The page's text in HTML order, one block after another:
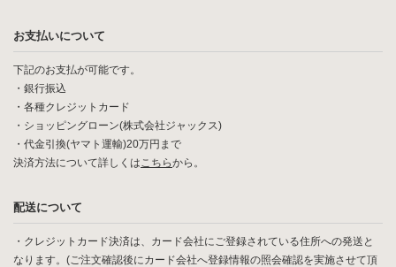
お支払いについて
下記のお支払が可能です。
・銀行振込
・各種クレジットカード
・ショッピングローン(株式会社ジャックス)
・代金引換(ヤマト運輸)20万円まで
決済方法について詳しくはこちらから。
配送について
・クレジットカード決済は、カード会社にご登録されている住所への発送と
なります。(ご注文確認後にカード会社へ登録情報の照会確認を実施させて頂